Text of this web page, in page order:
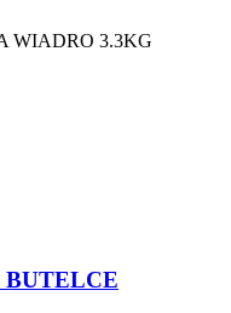
WIADRO 3.3KG
BUTELCE